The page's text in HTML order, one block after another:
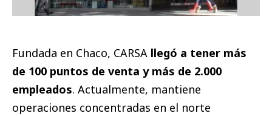
Fundada en Chaco, CARSA llegó a tener más
de 100 puntos de venta y más de 2.000
empleados. Actualmente, mantiene
operaciones concentradas en el norte